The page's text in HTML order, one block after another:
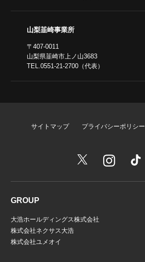
山梨韮崎事業所
〒407-0011
山梨県韮崎市上ノ山3683
TEL.0551-21-2700（代表）
サイトマップ プライバシーポリシー
GROUP
大浩ホールディングス株式会社
株式会社ネクサス大浩
株式会社ユメオイ